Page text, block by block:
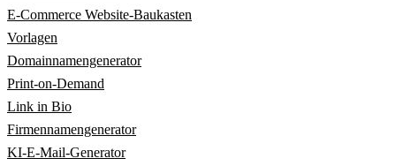
E-Commerce Website-Baukasten
Vorlagen
Domainnamengenerator
Print-on-Demand
Link in Bio
Firmennamengenerator
KI-E-Mail-Generator